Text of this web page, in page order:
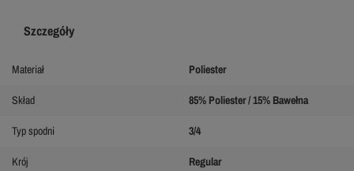
Szczegóły
Materiał Poliester
Skład 85% Poliester / 15% Bawełna
Typ spodni 3/4
Krój Regular